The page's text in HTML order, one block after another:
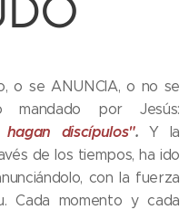
o se ANUNCIA, o no se
mandado por Jesús:
discípulos". Y la
de los tiempos, ha ido
con la fuerza
Cada momento y cada